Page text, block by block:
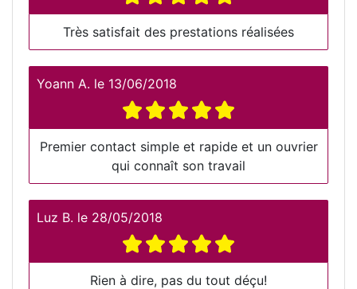
Très satisfait des prestations réalisées
Yoann A. le 13/06/2018
Premier contact simple et rapide et un ouvrier
qui connaît son travail
Luz B. le 28/05/2018
Rien à dire, pas du tout déçu!